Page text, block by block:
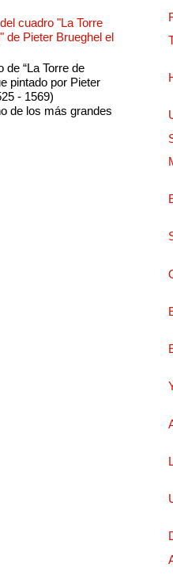
cuadro "La Torre
de Pieter Brueghel el
de “La Torre de
pintado por Pieter
- 1569)
de los más grandes